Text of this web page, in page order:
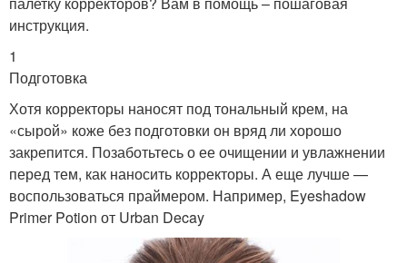
инструкция.
1
Подготовка
Хотя корректоры наносят под тональный крем, на
«сырой» коже без подготовки он вряд ли хорошо
закрепится. Позаботьтесь о ее очищении и увлажнении
перед тем, как наносить корректоры. А еще лучше —
воспользоваться праймером. Например, Eyeshadow
Primer Potion от Urban Decay